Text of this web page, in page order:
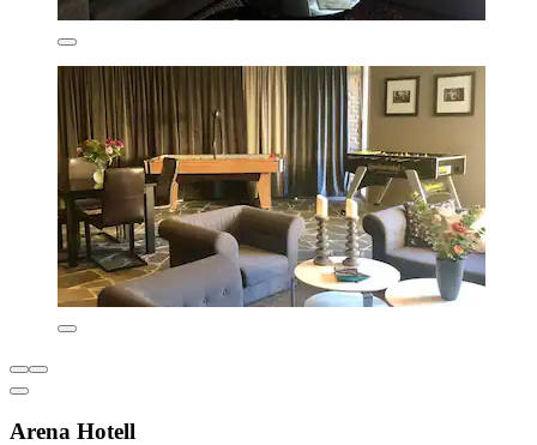
Arena Hotell